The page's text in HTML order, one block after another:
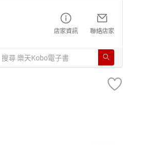
店家資訊 聯絡店家